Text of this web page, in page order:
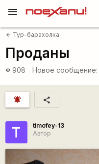
menu
arrow_back Тур-барахолка
Проданы
visibility 908 Новое сообщение:
notifications_active share
T
timofey-13
Автор